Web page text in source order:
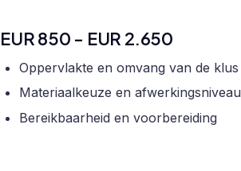
EUR 850 - EUR 2.650
Oppervlakte en omvang van de klus
Materiaalkeuze en afwerkingsniveau
Bereikbaarheid en voorbereiding